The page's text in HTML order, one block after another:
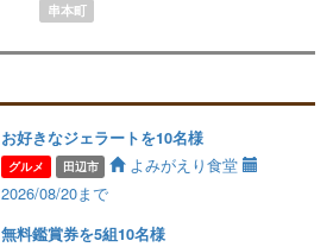
串本町
お好きなジェラートを10名様
グルメ 田辺市
よみがえり食堂
2026/08/20まで
無料鑑賞券を5組10名様